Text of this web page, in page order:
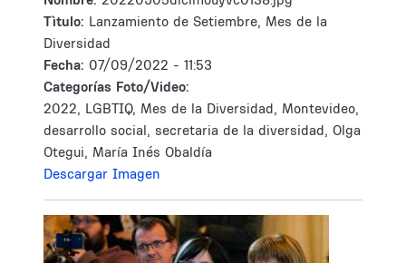
Tìtulo: Lanzamiento de Setiembre, Mes de la
Diversidad
Fecha: 07/09/2022 - 11:53
Categorías Foto/Video:
2022, LGBTIQ, Mes de la Diversidad, Montevideo,
desarrollo social, secretaria de la diversidad, Olga
Otegui, María Inés Obaldía
Descargar Imagen